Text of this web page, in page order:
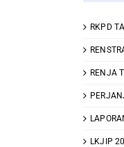
RKPD
RENJA
LKJIP